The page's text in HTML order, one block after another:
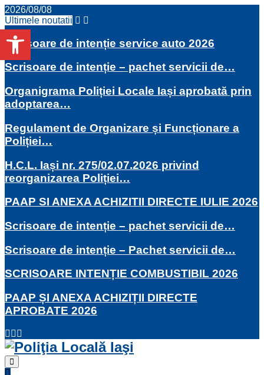
2026/08/08
Ultimele noutatii
Scrisoare de intenție service auto 2026
Scrisoare de intenție – pachet servicii de…
Organigrama Poliției Locale Iași aprobată prin
adoptarea…
Regulament de Organizare și Funcționare a
Poliției…
H.C.L. Iași nr. 275/02.07.2026 privind
reorganizarea Poliției…
PAAP SI ANEXA ACHIZITII DIRECTE IULIE 2026
Scrisoare de intenție – pachet servicii de…
Scrisoare de intenție – Pachet servicii de…
SCRISOARE INTENȚIE COMBUSTIBIL 2026
PAAP ȘI ANEXA ACHIZIȚII DIRECTE
APROBATE 2026
Facebook
Twitter
Primary
Menu
Deschide bara de unelte